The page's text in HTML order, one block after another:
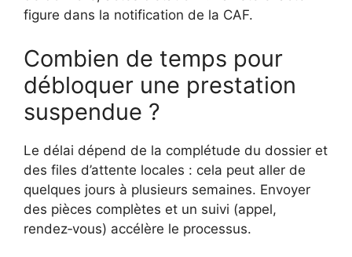
figure dans la notification de la CAF.
Combien de temps pour
débloquer une prestation
suspendue ?
Le délai dépend de la complétude du dossier et
des files d’attente locales : cela peut aller de
quelques jours à plusieurs semaines. Envoyer
des pièces complètes et un suivi (appel,
rendez‑vous) accélère le processus.